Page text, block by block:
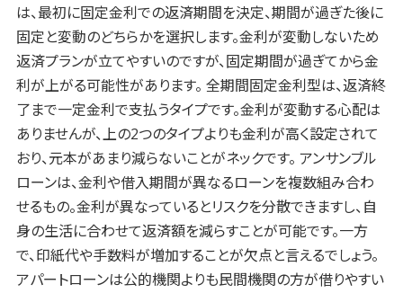
は、最初に固定金利での返済期間を決定、期間が過ぎた後に
固定と変動のどちらかを選択します。金利が変動しないため
返済プランが立てやすいのですが、固定期間が過ぎてから金
利が上がる可能性があります。 全期間固定金利型は、返済終
了まで一定金利で支払うタイプです。金利が変動する心配は
ありませんが、上の2つのタイプよりも金利が高く設定されて
おり、元本があまり減らないことがネックです。 アンサンブル
ローンは、金利や借入期間が異なるローンを複数組み合わ
せるもの。金利が異なっているとリスクを分散できますし、自
身の生活に合わせて返済額を減らすことが可能です。一方
で、印紙代や手数料が増加することが欠点と言えるでしょう。
アパートローンは公的機関よりも民間機関の方が借りやすい